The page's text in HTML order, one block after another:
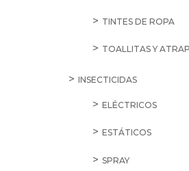
TINTES DE ROPA
TOALLITAS Y
INSECTICIDAS
ELÉCTRICOS
ESTÁTICOS
SPRAY